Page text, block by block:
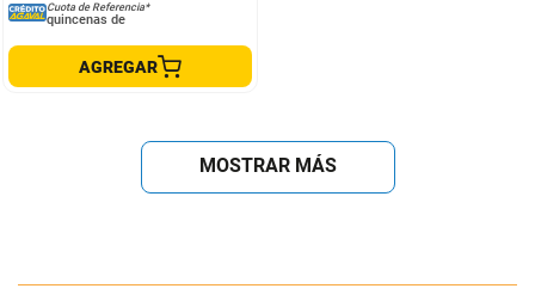
Cuota de Referencia*
quincenas de
AGREGAR
MOSTRAR MÁS